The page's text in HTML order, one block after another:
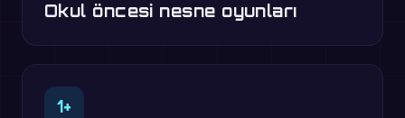
Okul öncesi nesne oyunları
1+